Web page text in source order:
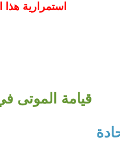
استمرارية هذا
قيامة الموتى